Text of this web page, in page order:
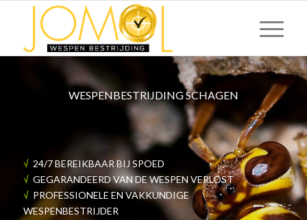
WESPENBESTRIJDING SCHAGEN
√ 24/7 BEREIKBAAR BIJ SPOED
√ GEGARANDEERD VAN DE WESPEN VERLOST
√ PROFESSIONELE EN VAKKUNDIGE
WESPENBESTRIJDER